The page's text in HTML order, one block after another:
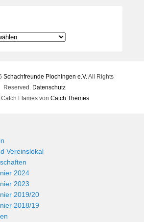
Schachfreunde Plochingen e.V. All Rights
Reserved. Datenschutz
Flames von Catch Themes
Vereinslokal
2024
2023
2019/20
2018/19